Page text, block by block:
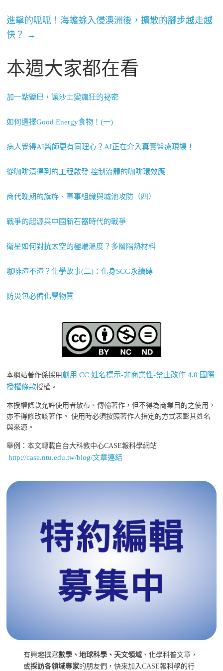
進擊的呱呱！海蟾蜍入侵澳洲後，擴散的腳步越走越
快？ →
本週大家都在看
加一點鹽巴，讓沙士變瘋狂的祕密
如何選擇Good Energy食物！(一)
病人覺得AI醫師更有同理心？AI正在介入真實醫療現場！
從咖啡漬得到的工程啟發 控制流體的咖啡環效應
商代晚期的旗斿、軍事組織與城池攻防（四）
戰爭的起源與中國新石器時代的戰爭
衛星如何對抗太空的極端溫度？多層隔熱材料
咖啡渣不渣？化學故事(二)：化身SCG永續磚
防災包必備化學物質
本網站著作係採用創用 CC 姓名標示-非商業性-禁止改作 4.0 國際
授權條款授權。
本授權條款允許使用者散布、傳輸著作，但不得為商業目的之使用，
亦不得修改該著作。 使用時必須按照著作人指定的方式表彰其姓名
與來源。
舉例：本文轉載自台大科教中心CASE報科學網站
http://case.ntu.edu.tw/blog/文章連結
有興趣撰寫數學、地球科學、天文領域 、化學科普文章，
或採訪各領域專家的朋友們，快來加入CASE報科學的行